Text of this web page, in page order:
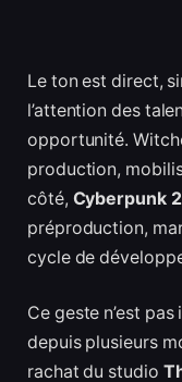
Le ton est direct,
l’attention des
opportunité.
production,
côté, Cyberpunk 2
préproduction,
cycle de
Ce geste n’est
depuis plusieurs
rachat du studio